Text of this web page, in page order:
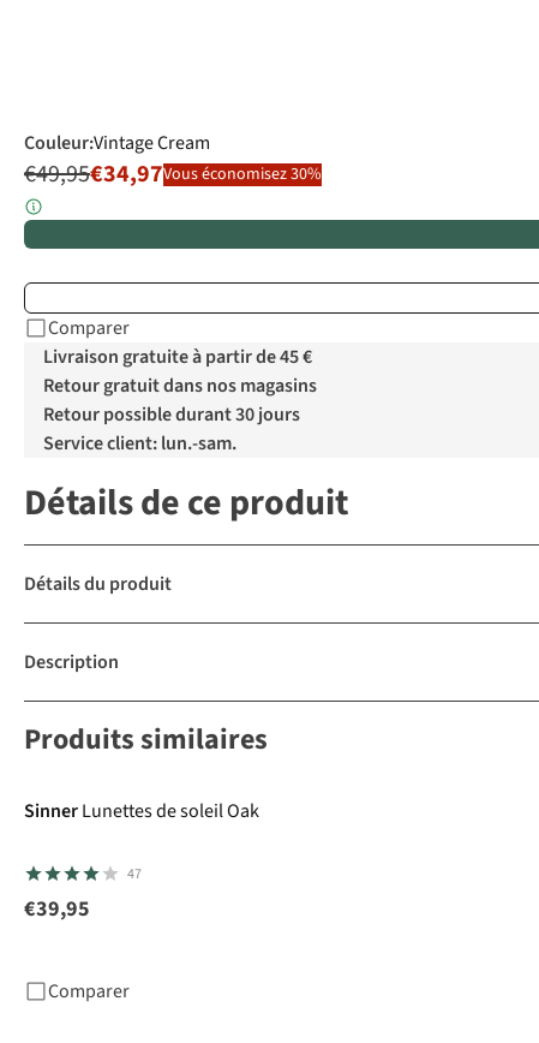
Couleur:Vintage Cream
€49,95€34,97Vous économisez 30%
Comparer
Livraison gratuite à partir de 45 €
Retour gratuit dans nos magasins
Retour possible durant 30 jours
Service client: lun.-sam.
Détails de ce produit
Détails du produit
Description
Produits similaires
SinnerLunettes de soleil Oak
47
€39,95
Comparer